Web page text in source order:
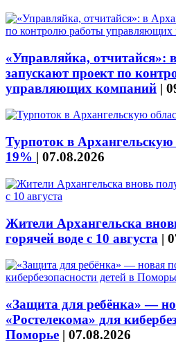
«Управляйка, отчитайся»:
запускают проект по
управляющих компаний |
Турпоток в Архангельскую
19% | 07.08.2026
Жители Архангельска
горячей воде с 10 августа |
«Защита для ребёнка» —
«Ростелекома» для
Поморье | 07.08.2026